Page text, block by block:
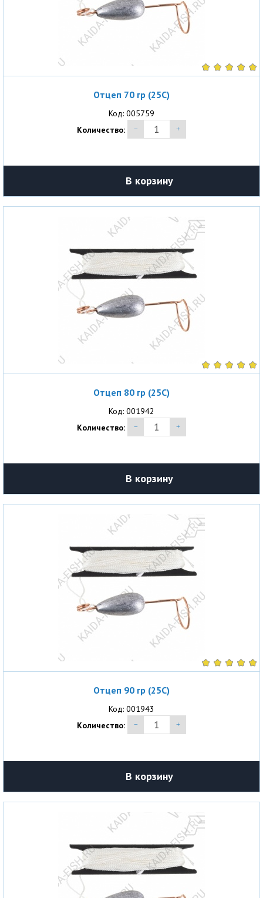
Отцеп 70 гр (25С)
Код: 005759
Количество:
В корзину
Отцеп 80 гр (25С)
Код: 001942
Количество:
В корзину
Отцеп 90 гр (25С)
Код: 001943
Количество:
В корзину